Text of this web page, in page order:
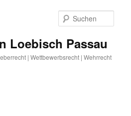
Loebisch Passau
| Wettbewerbsrecht | Wehrrecht